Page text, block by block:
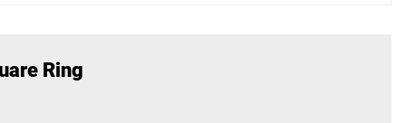
Ring